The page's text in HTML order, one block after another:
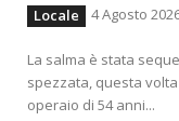
Locale 4 Agosto
La salma è stata
spezzata, questa
operaio di 54 anni...